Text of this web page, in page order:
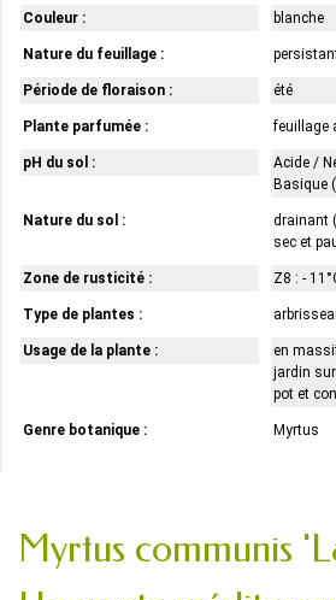
Couleur : blanche
Nature du feuillage :
Période de floraison : été
Plante parfumée : feuillage
pH du sol :
Acide /
Basique
Nature du sol :
drainant
sec et
Zone de rusticité : Z8 : -
Type de plantes :
Usage de la plante :
en
jardin
pot et
Genre botanique : Myrtus
Myrtus communis